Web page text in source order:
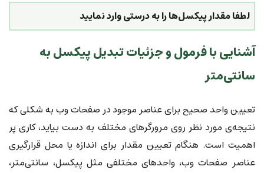
لطفا مقدار پیکسل‌ها را به درستی وارد نمایید
آشنایی با فرمول و جزئیات تبدیل پیکسل به
سانتی‌متر
تعیین واحد صحیح برای عناصر موجود در صفحات وب به شکلی که
نتیجه‌ی مورد نظر روی مرورگرهای مختلف به دست بیاید، کاری پر
اهمیت است. هنگام تعیین مقدار برای اندازه یا محل قرارگیری
عناصر صفحات وب، واحدهای مختلفی مثل پیکسل، سانتی‌متر،